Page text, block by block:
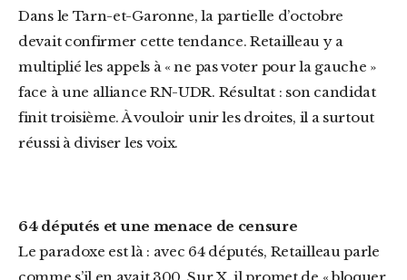
Dans le Tarn-et-Garonne, la partielle d’octobre
devait confirmer cette tendance. Retailleau y a
multiplié les appels à « ne pas voter pour la gauche »
face à une alliance RN-UDR. Résultat : son candidat
finit troisième. À vouloir unir les droites, il a surtout
réussi à diviser les voix.
64 députés et une menace de censure
Le paradoxe est là : avec 64 députés, Retailleau parle